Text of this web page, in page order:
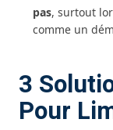
pas, surtout
comme un
3
Pour